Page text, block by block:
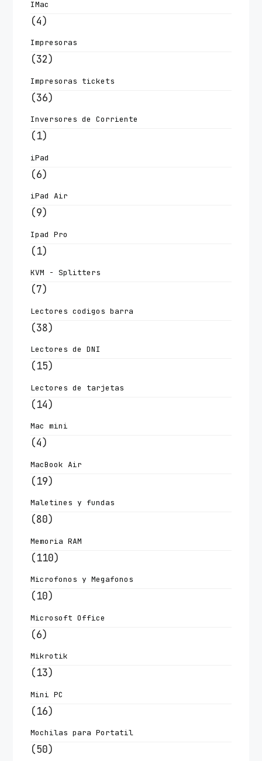
IMac
(4)
Impresoras
(32)
Impresoras tickets
(36)
Inversores de Corriente
(1)
iPad
(6)
iPad Air
(9)
Ipad Pro
(1)
KVM - Splitters
(7)
Lectores codigos barra
(38)
Lectores de DNI
(15)
Lectores de tarjetas
(14)
Mac mini
(4)
MacBook Air
(19)
Maletines y fundas
(80)
Memoria RAM
(110)
Microfonos y Megafonos
(10)
Microsoft Office
(6)
Mikrotik
(13)
Mini PC
(16)
Mochilas para Portatil
(50)